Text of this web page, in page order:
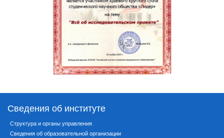
Сведения об институте
Структура и органы управления
Сведения об образовательной организации